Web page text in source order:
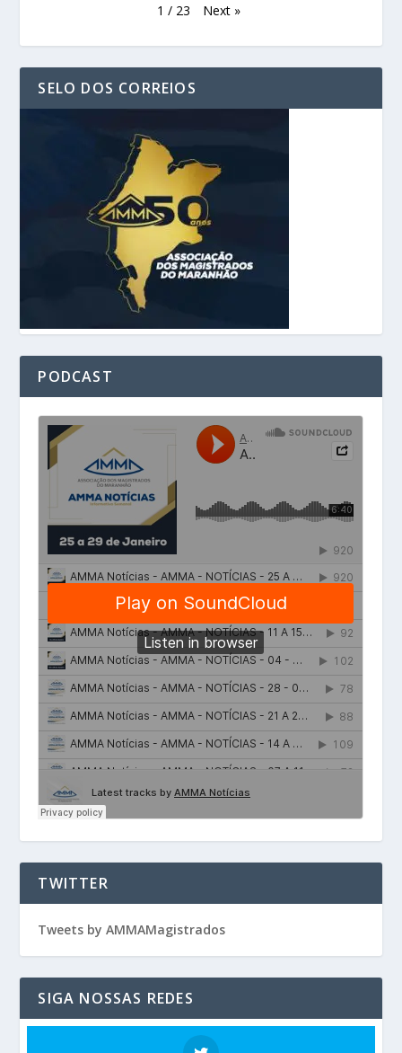
1 / 23 Next »
SELO DOS CORREIOS
PODCAST
TWITTER
Tweets by AMMAMagistrados
SIGA NOSSAS REDES